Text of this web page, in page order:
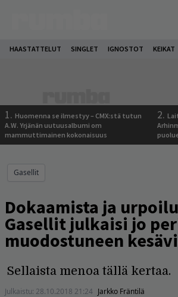
HAASTATTELUT SINGLET IGNOSTOT KEIKAT
1. Huomenna se ilmestyy – CMX:stä tutun
A.W. Yrjänän uutuusalbumi om
mammuttimainen kokonaisuus
2.
Gasellit
Dokaamista ja
Gasellit julkaisi jo
muodostuneen
Sellaista menoa tällä kertaa.
Julkaistu: 28.10.2018 21:24 Jarkko Fräntilä